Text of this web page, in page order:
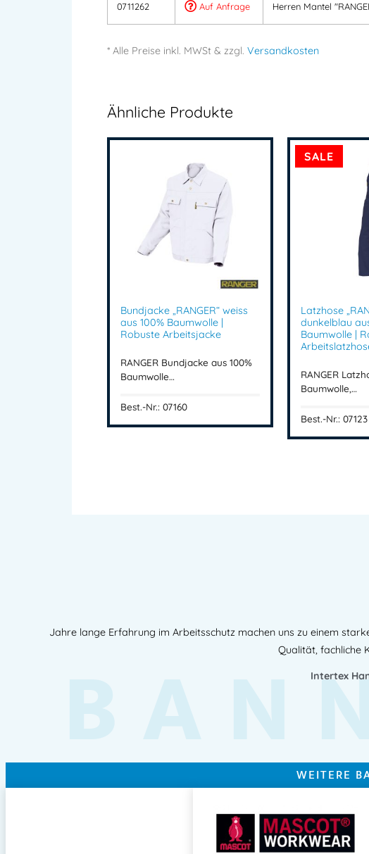
0711262 Auf Anfrage Herren Mantel
* Alle Preise inkl. MWSt & zzgl. Versandkosten
Ähnliche Produkte
Bundjacke „RANGER“ weiss
aus 100% Baumwolle |
Robuste Arbeitsjacke
RANGER Bundjacke aus 100%
Baumwolle…
Best.-Nr.: 07160
SALE
Latzhose
dunkelblau
Baumwolle |
RANGER
Baumwolle,…
Best.-Nr.: 07123
Jahre lange Erfahrung im Arbeitsschutz machen uns zu einem
Qualität, fachliche
Intertex
WEITERE